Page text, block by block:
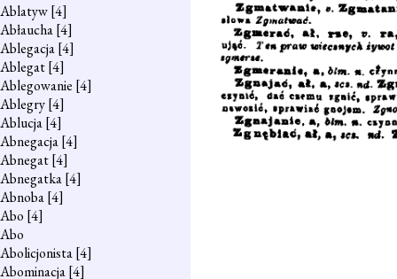
Ablatyw[4]
Abłaucha[4]
Ablegacja[4]
Ablegat[4]
Ablegowanie [4]
Ablegry[4]
Ablucja[4]
Abnegacja[4]
Abnegat[4]
Abnegatka[4]
Abnoba[4]
Abo [4]
Abo
Abolicjonista[4]
Abominacja[4]